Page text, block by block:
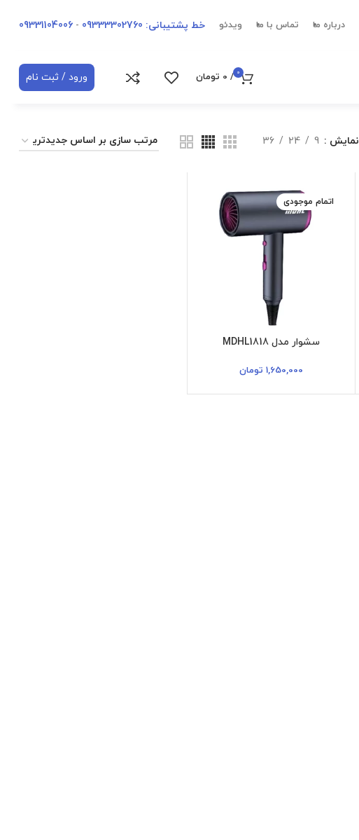
درباره ما تماس با ما ویدئو خط پشتیبانی: 09333302760 -
09331104006
0
/
0 تومان ورود / ثبت نام
نمایش 9
24
36
اتمام موجودی
سشوار مدل MDHL1818
1,650,000 تومان